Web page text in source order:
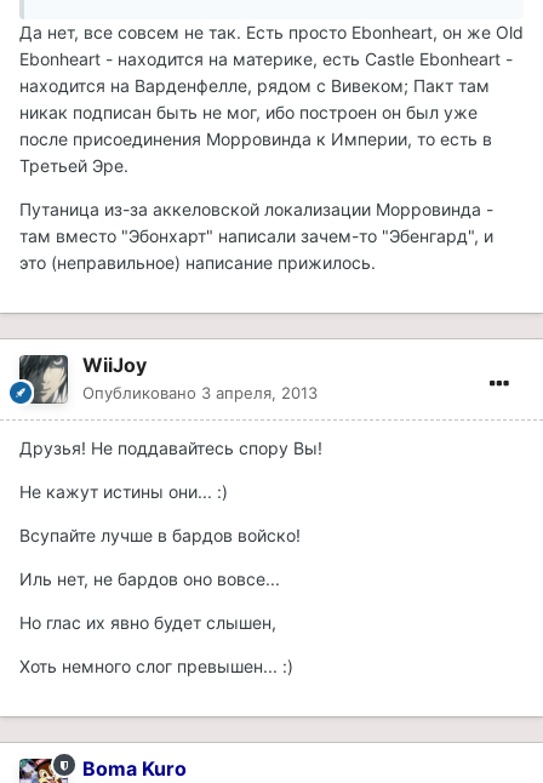
Да нет, все совсем не так. Есть просто Ebonheart, он же Old
Ebonheart - находится на материке, есть Castle Ebonheart -
находится на Варденфелле, рядом с Вивеком; Пакт там
никак подписан быть не мог, ибо построен он был уже
после присоединения Морровинда к Империи, то есть в
Третьей Эре.
Путаница из-за аккеловской локализации Морровинда -
там вместо "Эбонхарт" написали зачем-то "Эбенгард", и
это (неправильное) написание прижилось.
WiiJoy
Опубликовано 3 апреля, 2013
Друзья! Не поддавайтесь спору Вы!
Не кажут истины они... :)
Всупайте лучше в бардов войско!
Иль нет, не бардов оно вовсе...
Но глас их явно будет слышен,
Хоть немного слог превышен... :)
Boma Kuro